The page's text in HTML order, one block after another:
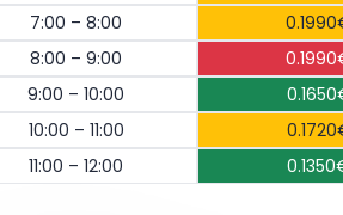
7:00 – 8:00
8:00 – 9:00
9:00 – 10:00
10:00 – 11:00
11:00 – 12:00